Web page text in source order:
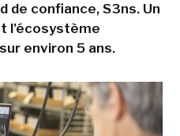
de confiance, S3ns. Un
l'écosystème
environ 5 ans.